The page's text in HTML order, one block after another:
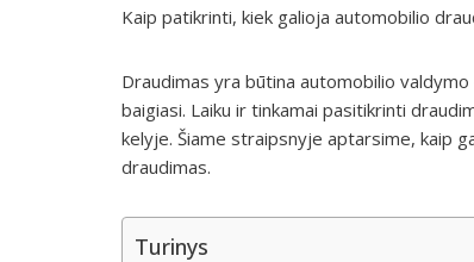
Kaip patikrinti, kiek galioja automobilio
Draudimas yra būtina automobilio
baigiasi. Laiku ir tinkamai pasitikrinti
kelyje. Šiame straipsnyje aptarsime, kaip
draudimas.
Turinys